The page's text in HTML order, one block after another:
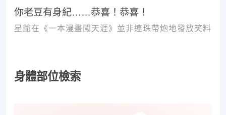
你老豆有身紀……恭喜！恭喜！
星爺在《一本漫畫闖天涯》並非連珠帶炮地發放笑料
身體部位檢索